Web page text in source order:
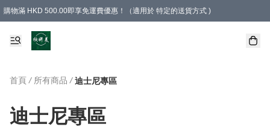
購物滿 HKD 500.00即享免運費優惠！（適用於 特定的送貨方式 )
首頁 / 所有商品 / 迪士尼專區
迪士尼專區